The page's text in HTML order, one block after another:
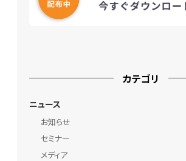
カテゴリ
ニュース
お知らせ
セミナー
メディア